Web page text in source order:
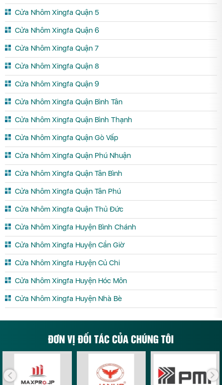
Cửa Nhôm Xingfa Quận 5
Cửa Nhôm Xingfa Quận 6
Cửa Nhôm Xingfa Quận 7
Cửa Nhôm Xingfa Quận 8
Cửa Nhôm Xingfa Quận 9
Cửa Nhôm Xingfa Quận Bình Tân
Cửa Nhôm Xingfa Quận Bình Thạnh
Cửa Nhôm Xingfa Quận Gò Vấp
Cửa Nhôm Xingfa Quận Phú Nhuận
Cửa Nhôm Xingfa Quận Tân Bình
Cửa Nhôm Xingfa Quận Tân Phú
Cửa Nhôm Xingfa Quận Thủ Đức
Cửa Nhôm Xingfa Huyện Bình Chánh
Cửa Nhôm Xingfa Huyện Cần Giờ
Cửa Nhôm Xingfa Huyện Củ Chi
Cửa Nhôm Xingfa Huyện Hóc Môn
Cửa Nhôm Xingfa Huyện Nhà Bè
ĐƠN VỊ ĐỐI TÁC CỦA CHÚNG TÔI